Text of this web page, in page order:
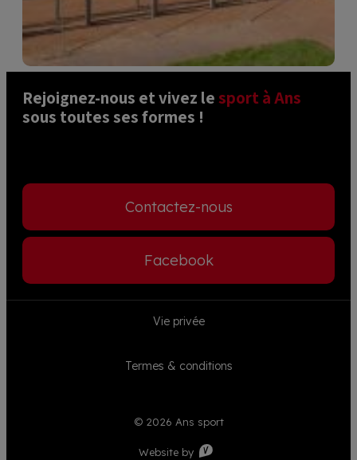
Rejoignez-nous et vivez le sport à Ans
sous toutes ses formes !
Contactez-nous
Facebook
Footer
Vie privée
Termes & conditions
© 2026 Ans sport
Website by